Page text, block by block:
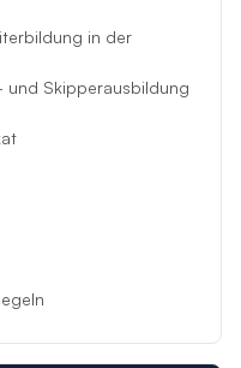
in der
und Skipperausbildung